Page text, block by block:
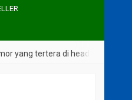
tertera di header Website